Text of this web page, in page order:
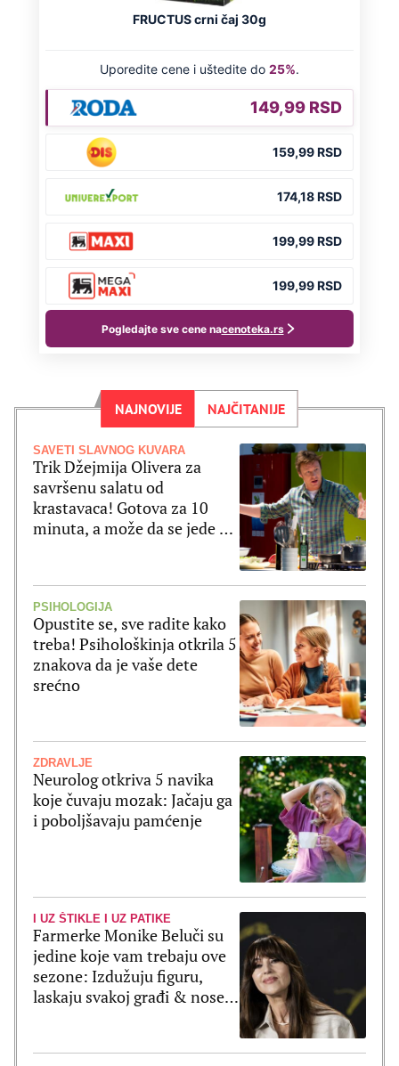
NAJNOVIJE NAJČITANIJE
SAVETI SLAVNOG KUVARA
Trik Džejmija Olivera za
savršenu salatu od
krastavaca! Gotova za 10
minuta, a može da se jede uz
PSIHOLOGIJA
Opustite se, sve radite kako
treba! Psihološkinja otkrila 5
znakova da je vaše dete
srećno
ZDRAVLJE
Neurolog otkriva 5 navika
koje čuvaju mozak: Jačaju ga
i poboljšavaju pamćenje
I UZ ŠTIKLE I UZ PATIKE
Farmerke Monike Beluči su
jedine koje vam trebaju ove
sezone: Izdužuju figuru,
laskaju svakoj građi & nose